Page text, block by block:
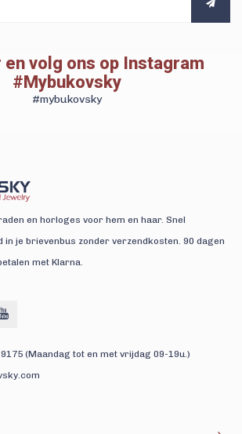
volg ons op Instagram
#Mybukovsky
#mybukovsky
en horloges voor hem en haar. Snel
je brievenbus zonder verzendkosten. 90 dagen
met Klarna.
(Maandag tot en met vrijdag 09-19u.)